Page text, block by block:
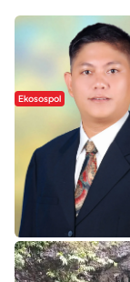
Ekosospol
Slogan
Dinilai Hanya Pemanis,
Pemuda Wilalang
Orang Luar
WISATA SULTRA >>